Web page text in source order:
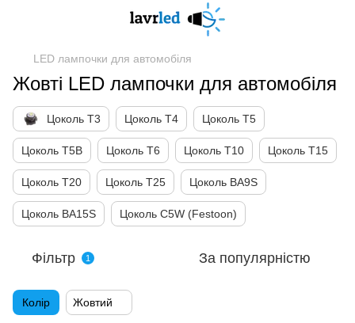
LED лампочки для автомобіля
Жовті LED лампочки для автомобіля
Цоколь Т3 Цоколь Т4 Цоколь Т5
Цоколь Т5B Цоколь Т6 Цоколь Т10 Цоколь Т15
Цоколь Т20 Цоколь Т25 Цоколь BA9S
Цоколь BA15S Цоколь C5W (Festoon)
Фільтр 1 За популярністю
Колір Жовтий